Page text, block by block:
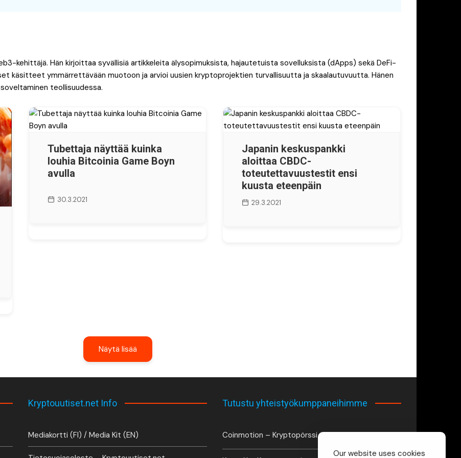
kehittäjä. Hän kirjoittaa syvällisiä artikkeleita älysopimuksista, hajautetuista sovelluksista (dApps) sekä DeFi-
käsitteet ymmärrettävään muotoon ja arvioi uusien kryptoprojektien turvallisuutta ja skaalautuvuutta. Hänen
teollisuudessa.
Tubettaja näyttää kuinka
louhia Bitcoinia Game Boyn
avulla
30.3.2021
Japanin keskuspankki
aloittaa CBDC-
toteutettavuustestit ensi
kuusta eteenpäin
29.3.2021
Näytä lisää
Kryptouutiset.net Info
Mediakortti (FI) / Media Kit (EN)
Tutustu yhteistyökumppaneihimme
Coinmotion – Kryptopörssi
Our website uses cookies